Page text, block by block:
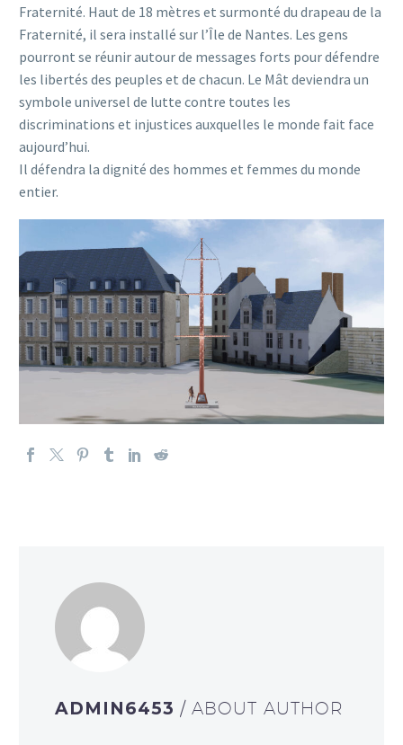
Fraternité. Haut de 18 mètres et surmonté du drapeau de la
Fraternité, il sera installé sur l’Île de Nantes. Les gens
pourront se réunir autour de messages forts pour défendre
les libertés des peuples et de chacun. Le Mât deviendra un
symbole universel de lutte contre toutes les
discriminations et injustices auxquelles le monde fait face
aujourd’hui.
Il défendra la dignité des hommes et femmes du monde
entier.
ADMIN6453 / ABOUT AUTHOR